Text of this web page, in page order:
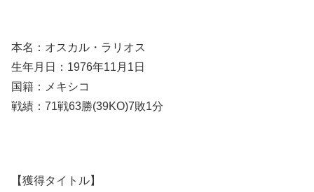
本名：オスカル・ラリオス
生年月日：1976年11月1日
国籍：メキシコ
戦績：71戦63勝(39KO)7敗1分
【獲得タイトル】